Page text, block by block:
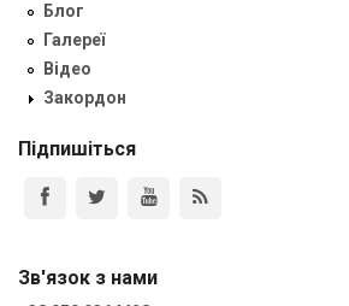
Блог
Галереї
Відео
Закордон
Підпишіться
Зв'язок з нами